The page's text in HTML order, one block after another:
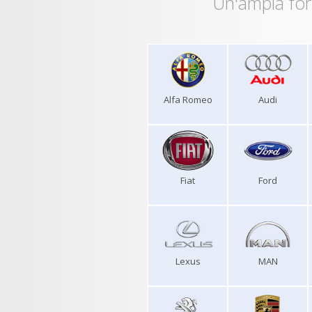
Alfa Romeo Audi
Fiat Ford
Lexus MAN